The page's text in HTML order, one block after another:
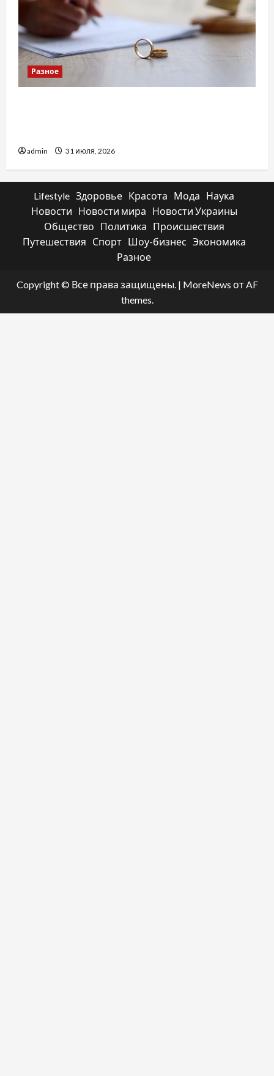
Разное
admin 31 июля, 2026
Lifestyle Здоровье Красота Мода
Наука
Новости
Новости мира
Новости Украины
Общество
Политика
Происшествия
Путешествия
Спорт Шоу-бизнес Экономика
Разное
Copyright © Все права защищены. | MoreNews от AF
themes.